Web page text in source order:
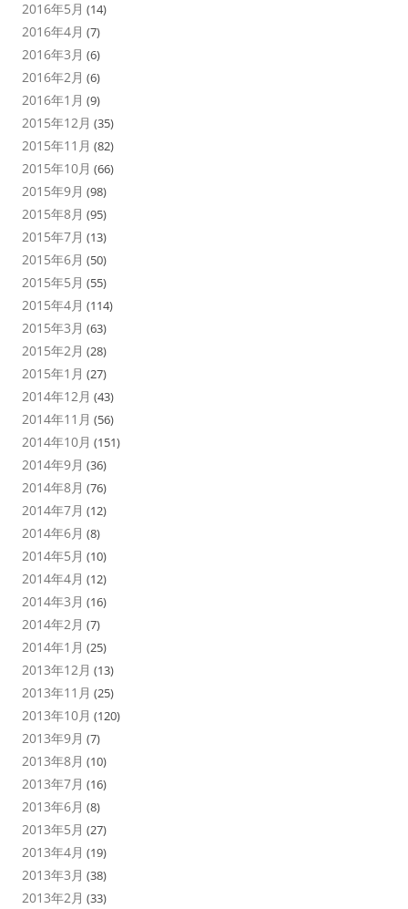
2016年5月 (14)
2016年4月 (7)
2016年3月 (6)
2016年2月 (6)
2016年1月 (9)
2015年12月 (35)
2015年11月 (82)
2015年10月 (66)
2015年9月 (98)
2015年8月 (95)
2015年7月 (13)
2015年6月 (50)
2015年5月 (55)
2015年4月 (114)
2015年3月 (63)
2015年2月 (28)
2015年1月 (27)
2014年12月 (43)
2014年11月 (56)
2014年10月 (151)
2014年9月 (36)
2014年8月 (76)
2014年7月 (12)
2014年6月 (8)
2014年5月 (10)
2014年4月 (12)
2014年3月 (16)
2014年2月 (7)
2014年1月 (25)
2013年12月 (13)
2013年11月 (25)
2013年10月 (120)
2013年9月 (7)
2013年8月 (10)
2013年7月 (16)
2013年6月 (8)
2013年5月 (27)
2013年4月 (19)
2013年3月 (38)
2013年2月 (33)